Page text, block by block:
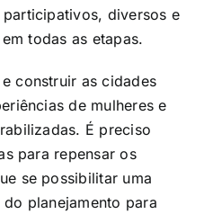
diversos e
todas as etapas.
construir as cidades
de mulheres e
É preciso
para repensar os
se possibilitar uma
planejamento para